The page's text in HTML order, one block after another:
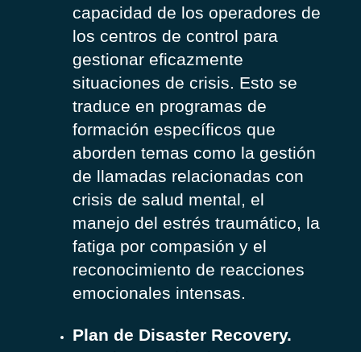
capacidad de los operadores de
los centros de control para
gestionar eficazmente
situaciones de crisis. Esto se
traduce en programas de
formación específicos que
aborden temas como la gestión
de llamadas relacionadas con
crisis de salud mental, el
manejo del estrés traumático, la
fatiga por compasión y el
reconocimiento de reacciones
emocionales intensas.
Plan de Disaster Recovery.